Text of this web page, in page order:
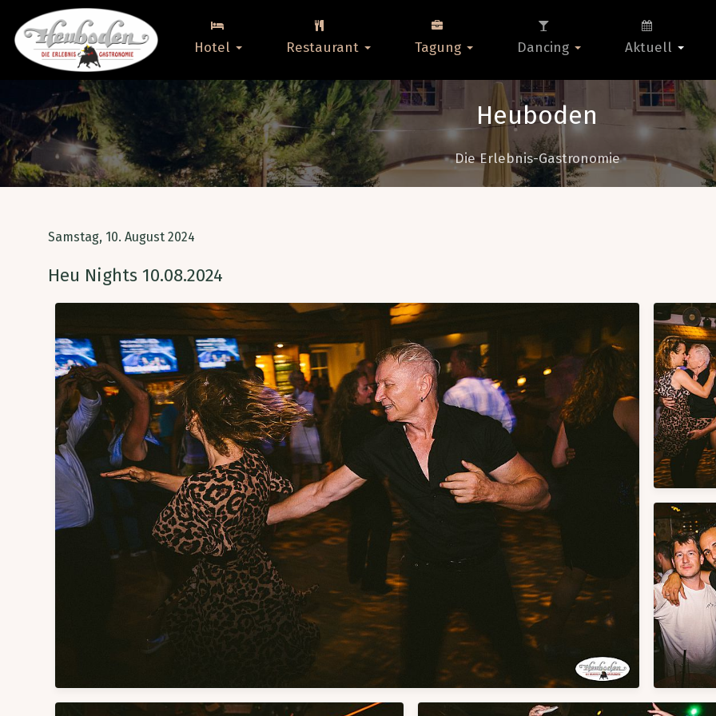
Hotel Restaurant Tagung Dancing Aktuell
Heuboden
Die Erlebnis-Gastronomie
Samstag, 10. August 2024
Heu Nights 10.08.2024
Summer Club - Dein Sommer-
Spot unter freiem Himmel ☀️🍹
Fr, 14.08.2026
FRIDAY BEATS
Fr, 14.08.2026
Summer Club - Dein
Spot unter freiem
Fr, 07.08.2026